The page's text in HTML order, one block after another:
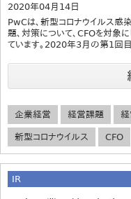
2020年04月14日
PwCは、新型コロナウイルス
題、対策について、CFOを対象
ています。2020年3月の第1回
企業経営 経営課題
新型コロナウイルス CFO
IR